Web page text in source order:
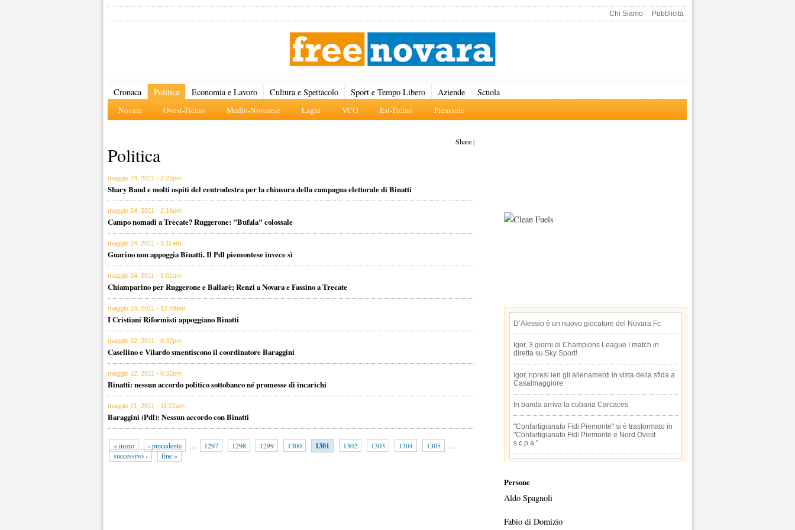
Chi Siamo Pubblicità
Cronaca Politica
Novara Ovest-Ticino Medio-Novarese Laghi VCO Est-Ticino Piemonte
Economia e Lavoro Cultura e Spettacolo Sport e Tempo Libero Aziende Scuola
Share|
Politica
maggio 24, 2011 - 2:23pm
Shary Band e molti ospiti del centrodestra per la chiusura della campagna elettorale di Binatti
maggio 24, 2011 - 2:16pm
Campo nomadi a Trecate? Ruggerone: "Bufala" colossale
maggio 24, 2011 - 1:11am
Guarino non appoggia Binatti. Il Pdl piemontese invece sì
maggio 24, 2011 - 1:02am
Chiamparino per Ruggerone e Ballarè; Renzi a Novara e Fassino a Trecate
maggio 24, 2011 - 12:49am
I Cristiani Riformisti appoggiano Binatti
maggio 22, 2011 - 6:37pm
Casellino e Vilardo smentiscono il coordinatore Baraggini
maggio 22, 2011 - 6:32pm
Binatti: nessun accordo politico sottobanco né promesse di incarichi
maggio 21, 2011 - 11:22am
Baraggini (Pdl): Nessun accordo con Binatti
« inizio ‹ precedente … 1297 1298 1299 1300 1301 1302 1303 1304 1305
…
successivo ›
fine »
D’Alessio è un nuovo giocatore del Novara Fc
Igor, 3 giorni di Champions League I match in
diretta su Sky Sport!
Igor, ripresi ieri gli allenamenti in vista della sfida a
Casalmaggiore
In banda arriva la cubana Carcaces
"Confartigianato Fidi Piemonte" si è trasformato in
"Confartigianato Fidi Piemonte e Nord Ovest
s.c.p.a."
Persone
Aldo Spagnoli
Fabio di Domizio